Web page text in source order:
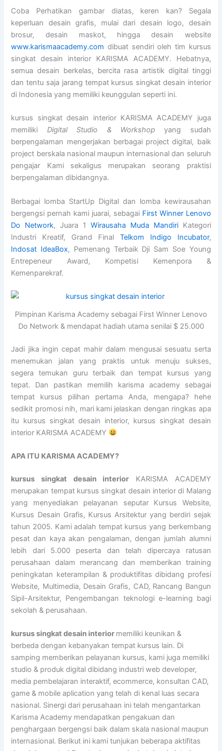
Coba Perhatikan gambar diatas, keren kan? Segala
keperluan desain grafis, mulai dari desain logo, desain
brosur, desain maskot, hingga desain website
www.karismaacademy.com dibuat sendiri oleh tim kursus
singkat desain interior KARISMA ACADEMY. Hebatnya,
semua desain berkelas, bercita rasa artistik digital tinggi
dan tentu saja jarang tempat kursus singkat desain interior
di Indonesia yang memiliki keunggulan seperti ini.
kursus singkat desain interior KARISMA ACADEMY juga
memiliki Digital Studio & Workshop yang sudah
berpengalaman mengerjakan berbagai project digital, baik
project berskala nasional maupun internasional dan seluruh
pengajar Kami sekaligus merupakan seorang praktisi
berpengalaman dibidangnya.
Berbagai lomba StartUp Digital dan lomba kewirausahan
bergengsi pernah kami juarai, sebagai First Winner Lenovo
Do Network, Juara 1 Wirausaha Muda MandiriKategori
Industri Kreatif, Grand Final Telkom Indigo Incubator,
Indosat IdeaBox, Pemenang Terbaik Dji Sam Soe Young
Entrepeneur Award, Kompetisi Kemenpora &
Kemenparekraf.
Pimpinan Karisma Academy sebagai First Winner Lenovo
Do Network & mendapat hadiah utama senilai $ 25.000
Jadi jika ingin cepat mahir dalam mengusai sesuatu serta
menemukan jalan yang praktis untuk menuju sukses,
segera temukan guru terbaik dan tempat kursus yang
tepat. Dan pastikan memilih karisma academy sebagai
tempat kursus pilihan pertama Anda, mengapa? hehe
sedikit promosi nih, mari kami jelaskan dengan ringkas apa
itu kursus singkat desain interior, kursus singkat desain
interior KARISMA ACADEMY
APA ITU KARISMA ACADEMY?
kursus singkat desain interior KARISMA ACADEMY
merupakan tempat kursus singkat desain interior di Malang
yang menyediakan pelayanan seputar Kursus Website,
Kursus Desain Grafis, Kursus Arsitektur yang berdiri sejak
tahun 2005. Kami adalah tempat kursus yang berkembang
pesat dan kaya akan pengalaman, dengan jumlah alumni
lebih dari 5.000 peserta dan telah dipercaya ratusan
perusahaan dalam merancang dan memberikan training
peningkatan keterampilan & produktifitas dibidang profesi
Website, Multimedia, Desain Grafis, CAD, Rancang Bangun
Sipil-Arsitektur, Pengembangan teknologi e-learning bagi
sekolah & perusahaan.
kursus singkat desain interior memiliki keunikan &
berbeda dengan kebanyakan tempat kursus lain. Di
samping memberikan pelayanan kursus, kami juga memiliki
studio & produk digital dibidang industri web developer,
media pembelajaran interaktif, ecommerce, konsultan CAD,
game & mobile aplication yang telah di kenal luas secara
nasional. Sinergi dari perusahaan ini telah mengantarkan
Karisma Academy mendapatkan pengakuan dan
penghargaan bergengsi baik dalam skala nasional maupun
internasional. Berikut ini kami tunjukan beberapa aktifitas